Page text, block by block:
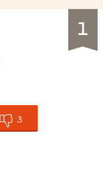
1
3